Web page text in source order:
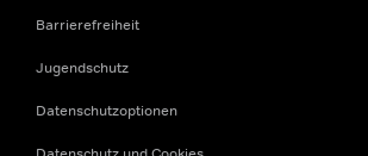
Barrierefreiheit
Jugendschutz
Datenschutzoptionen